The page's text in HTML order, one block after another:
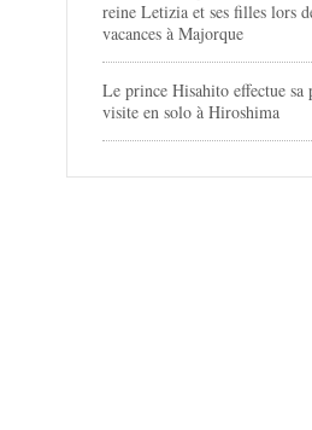
reine Letizia et ses filles lors
vacances à Majorque
Le prince Hisahito effectue sa
visite en solo à Hiroshima